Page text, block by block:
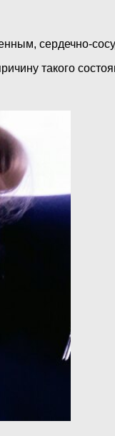
сердечно-
такого